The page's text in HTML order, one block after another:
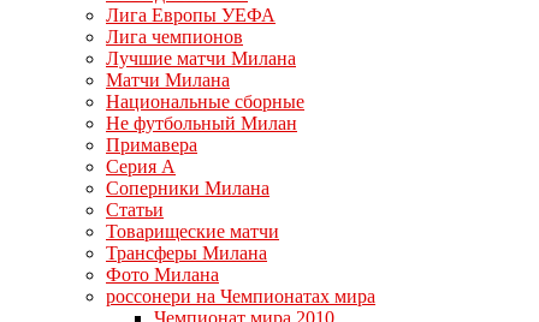
Лига Европы УЕФА
Лига чемпионов
Лучшие матчи Милана
Матчи Милана
Национальные сборные
Не футбольный Милан
Примавера
Серия А
Соперники Милана
Статьи
Товарищеские матчи
Трансферы Милана
Фото Милана
россонери на Чемпионатах мира
Чемпионат мира 2010